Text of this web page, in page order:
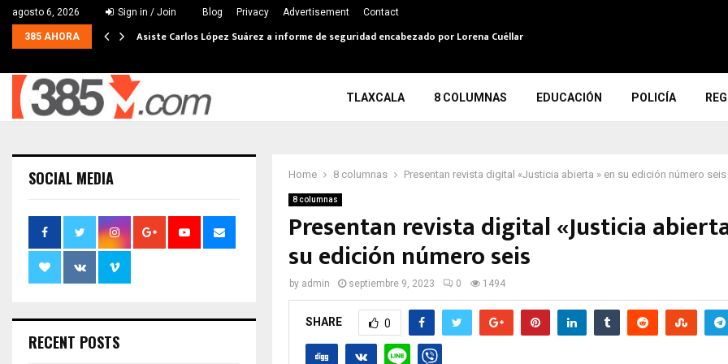
agosto 6, 2026 Sign in / Join Blog Privacy Advertisement Contact
385 AHORA Asiste Carlos López Suárez a informe de seguridad encabezado por Lorena Cuéllar
TLAXCALA 8 COLUMNAS EDUCACIÓN POLICÍA
Home 8 columnas Presentan revista digital «Justicia abierta » en su edición número seis
8 columnas
Presentan revista digital «Justicia
su edición número seis
by admin septiembre 9, 2023 0 1494
SHARE 0
SOCIAL MEDIA
RECENT POSTS